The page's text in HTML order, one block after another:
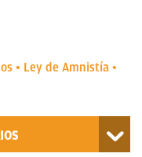
Ley de Amnistía